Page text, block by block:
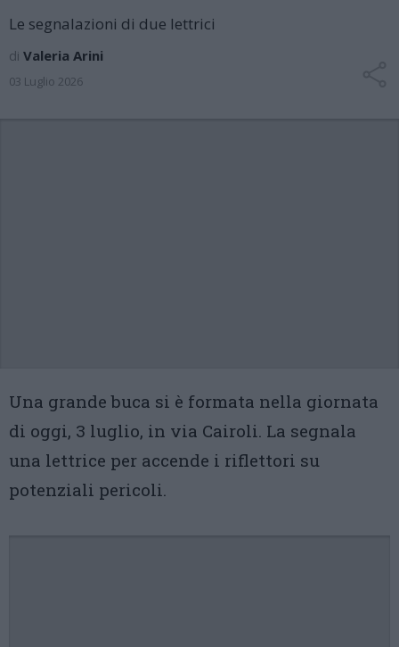
Le segnalazioni di due lettrici
di Valeria Arini
03 Luglio 2026
Una grande buca si è formata nella giornata
di oggi, 3 luglio, in via Cairoli. La segnala
una lettrice per accende i riflettori su
potenziali pericoli.